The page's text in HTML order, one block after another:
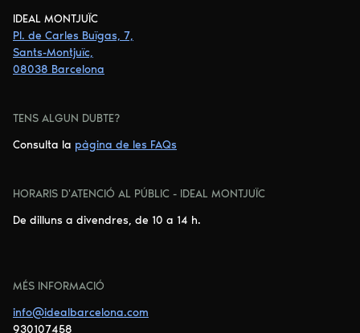
IDEAL MONTJUÏC
Pl. de Carles Buïgas, 7,
Sants-Montjuïc,
08038 Barcelona
TENS ALGUN DUBTE?
Consulta la pàgina de les FAQs
HORARIS D'ATENCIÓ AL PÚBLIC - IDEAL MONTJUÏC
De dilluns a divendres, de 10 a 14 h.
MÉS INFORMACIÓ
info@idealbarcelona.com
930107458